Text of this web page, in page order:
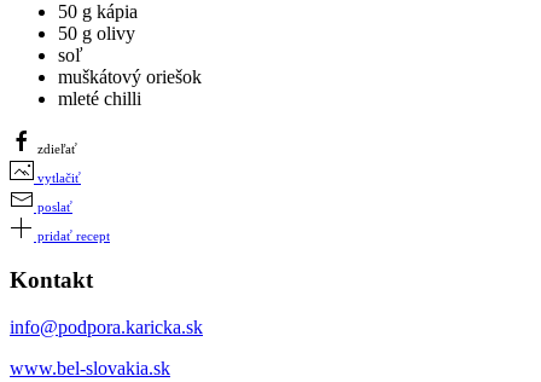
50 g kápia
50 g olivy
soľ
muškátový oriešok
mleté chilli
zdieľať
vytlačiť
poslať
pridať recept
Kontakt
info@podpora.karicka.sk
www.bel-slovakia.sk